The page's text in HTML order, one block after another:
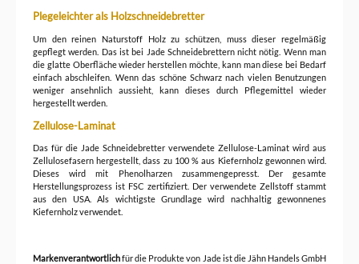
Plegeleichter als Holzschneidebretter
Um den reinen Naturstoff Holz zu schützen, muss dieser regelmäßig
gepflegt werden. Das ist bei Jade Schneidebrettern nicht nötig. Wenn man
die glatte Oberfläche wieder herstellen möchte, kann man diese bei Bedarf
einfach abschleifen. Wenn das schöne Schwarz nach vielen Benutzungen
weniger ansehnlich aussieht, kann dieses durch Pflegemittel wieder
hergestellt werden.
Zellulose-Laminat
Das für die Jade Schneidebretter verwendete Zellulose-Laminat wird aus
Zellulosefasern hergestellt, dass zu 100 % aus Kiefernholz gewonnen wird.
Dieses wird mit Phenolharzen zusammengepresst. Der gesamte
Herstellungsprozess ist FSC zertifiziert. Der verwendete Zellstoff stammt
aus den USA. Als wichtigste Grundlage wird nachhaltig gewonnenes
Kiefernholz verwendet.
Markenverantwortlichfür die Produkte von Jade ist die Jähn Handels GmbH